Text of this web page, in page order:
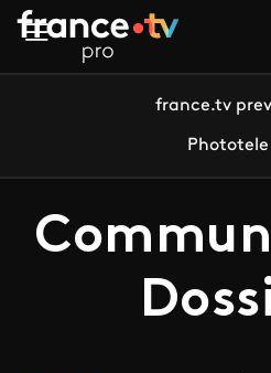
Aller au contenu principal
france.tv
Phototele